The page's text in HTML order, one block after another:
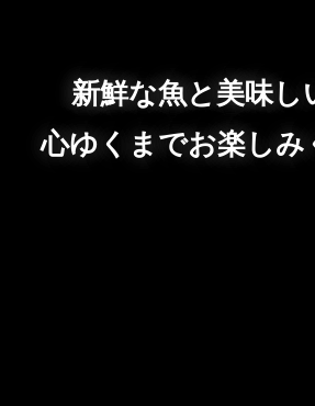
新鮮な魚と美味し
心ゆくまでお楽しみ